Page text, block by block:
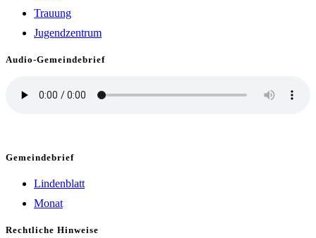
Trauung
Jugendzentrum
Audio-Gemeindebrief
Gemeindebrief
Lindenblatt
Monat
Rechtliche Hinweise